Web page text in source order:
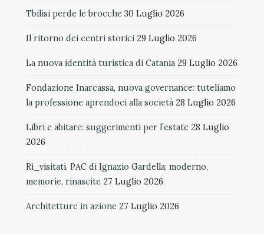
Tbilisi perde le brocche 30 Luglio 2026
Il ritorno dei centri storici 29 Luglio 2026
La nuova identità turistica di Catania 29 Luglio 2026
Fondazione Inarcassa, nuova governance: tuteliamo
la professione aprendoci alla società 28 Luglio 2026
Libri e abitare: suggerimenti per l’estate 28 Luglio
2026
Ri_visitati. PAC di Ignazio Gardella: moderno,
memorie, rinascite 27 Luglio 2026
Architetture in azione 27 Luglio 2026